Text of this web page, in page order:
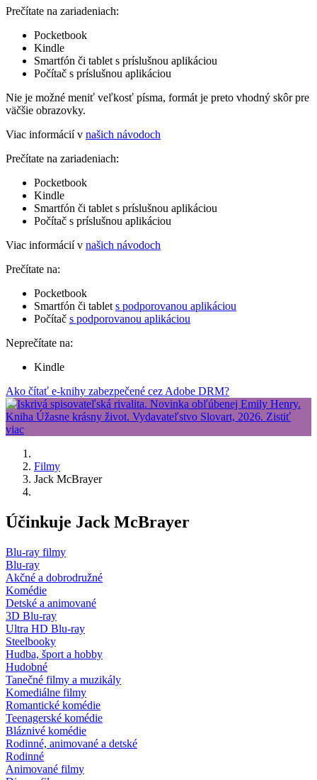
Prečítate na zariadeniach:
Pocketbook
Kindle
Smartfón či tablet s príslušnou aplikáciou
Počítač s príslušnou aplikáciou
Nie je možné meniť veľkosť písma, formát je preto vhodný skôr pre
väčšie obrazovky.
Viac informácií v našich návodoch
Prečítate na zariadeniach:
Pocketbook
Kindle
Smartfón či tablet s príslušnou aplikáciou
Počítač s príslušnou aplikáciou
Viac informácií v našich návodoch
Prečítate na:
Pocketbook
Smartfón či tablet s podporovanou aplikáciou
Počítač s podporovanou aplikáciou
Neprečítate na:
Kindle
Ako čítať e-knihy zabezpečené cez Adobe DRM?
Filmy
Jack McBrayer
Účinkuje Jack McBrayer
Blu-ray filmy
Blu-ray
Akčné a dobrodružné
Komédie
Detské a animované
3D Blu-ray
Ultra HD Blu-ray
Steelbooky
Hudba, šport a hobby
Hudobné
Tanečné filmy a muzikály
Komediálne filmy
Romantické komédie
Teenagerské komédie
Bláznivé komédie
Rodinné, animované a detské
Rodinné
Animované filmy